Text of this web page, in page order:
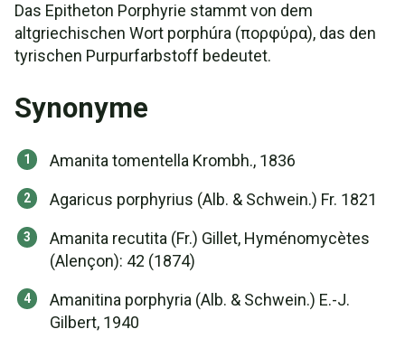
Das Epitheton Porphyrie stammt von dem
altgriechischen Wort porphúra (πορφύρα), das den
tyrischen Purpurfarbstoff bedeutet.
Synonyme
Amanita tomentella Krombh., 1836
Agaricus porphyrius (Alb. & Schwein.) Fr. 1821
Amanita recutita (Fr.) Gillet, Hyménomycètes
(Alençon): 42 (1874)
Amanitina porphyria (Alb. & Schwein.) E.-J.
Gilbert, 1940